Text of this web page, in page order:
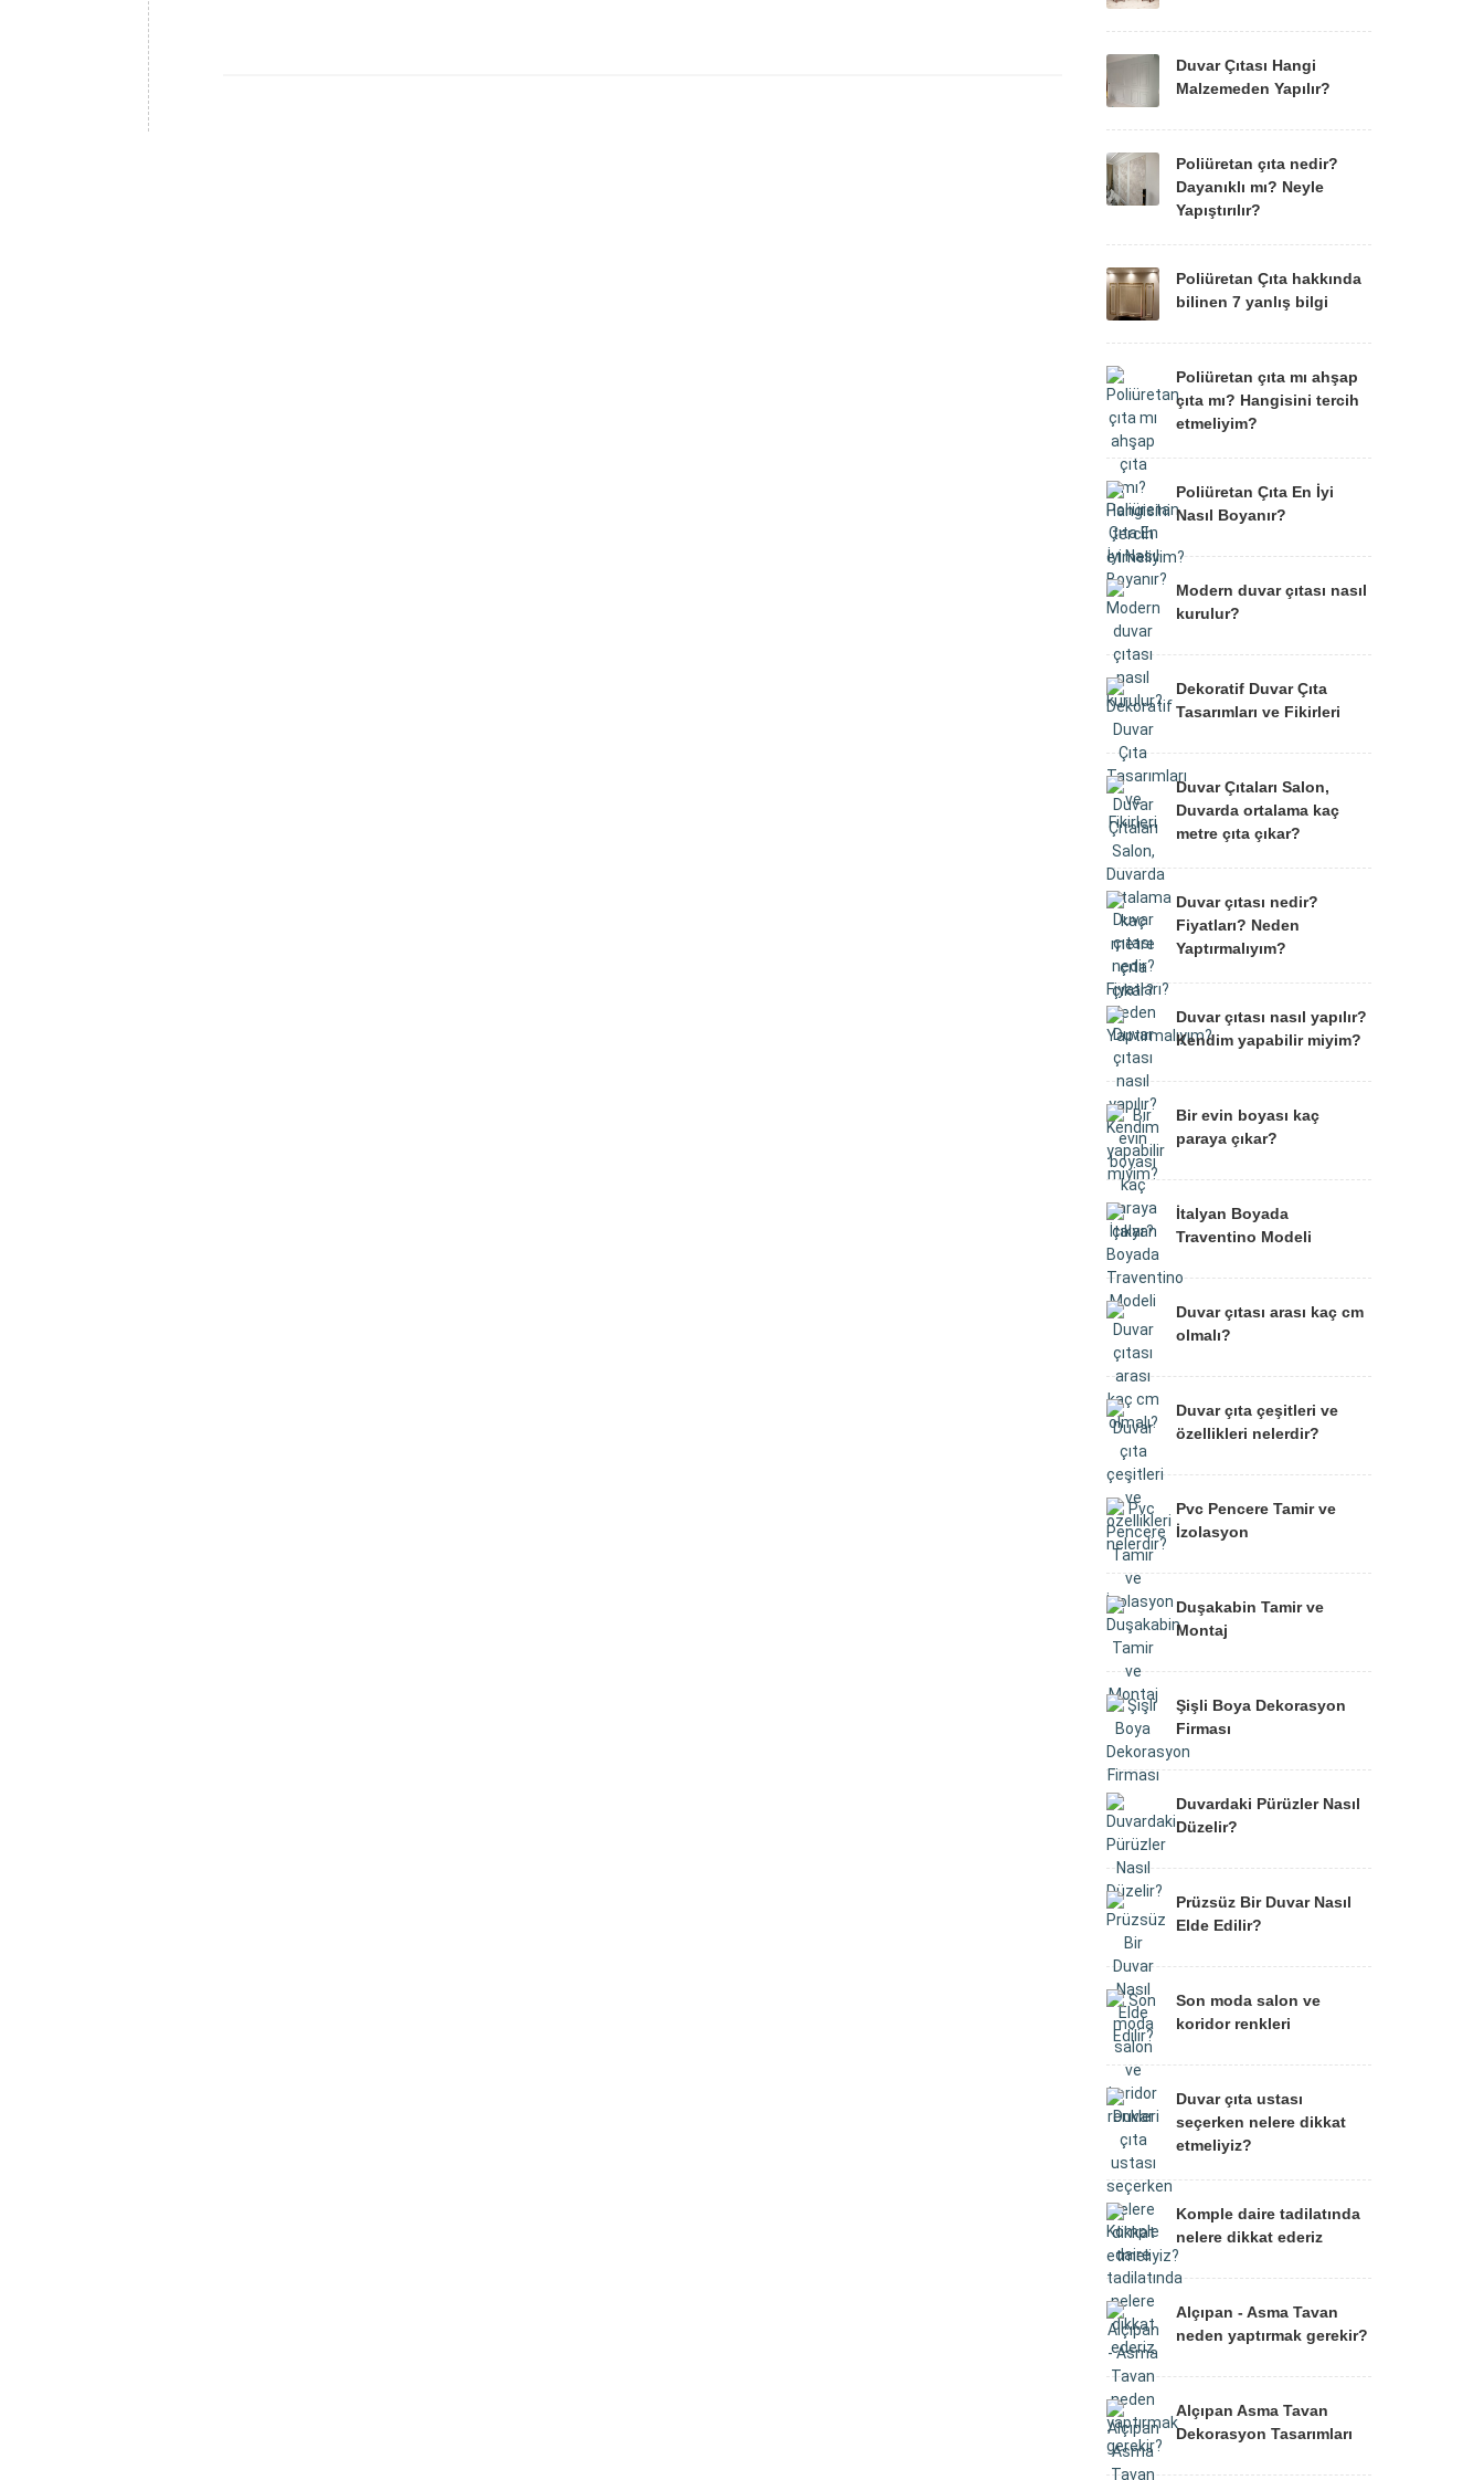
Duvar Çıtası Hangi
Malzemeden Yapılır?
Poliüretan çıta nedir?
Dayanıklı mı? Neyle
Yapıştırılır?
Poliüretan Çıta hakkında
bilinen 7 yanlış bilgi
Poliüretan çıta mı ahşap
çıta mı? Hangisini tercih
etmeliyim?
Poliüretan Çıta En İyi
Nasıl Boyanır?
Modern duvar çıtası nasıl
kurulur?
Dekoratif Duvar Çıta
Tasarımları ve Fikirleri
Duvar Çıtaları Salon,
Duvarda ortalama kaç
metre çıta çıkar?
Duvar çıtası nedir?
Fiyatları? Neden
Yaptırmalıyım?
Duvar çıtası nasıl yapılır?
Kendim yapabilir miyim?
Bir evin boyası kaç
paraya çıkar?
İtalyan Boyada
Traventino Modeli
Duvar çıtası arası kaç cm
olmalı?
Duvar çıta çeşitleri ve
özellikleri nelerdir?
Pvc Pencere Tamir ve
İzolasyon
Duşakabin Tamir ve
Montaj
Şişli Boya Dekorasyon
Firması
Duvardaki Pürüzler Nasıl
Düzelir?
Prüzsüz Bir Duvar Nasıl
Elde Edilir?
Son moda salon ve
koridor renkleri
Duvar çıta ustası
seçerken nelere dikkat
etmeliyiz?
Komple daire tadilatında
nelere dikkat ederiz
Alçıpan - Asma Tavan
neden yaptırmak gerekir?
Alçıpan Asma Tavan
Dekorasyon Tasarımları